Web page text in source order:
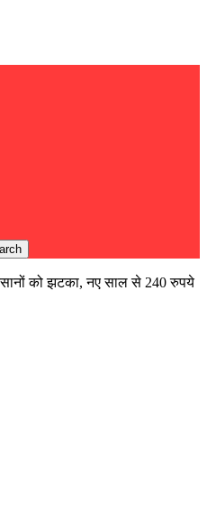
को झटका, नए साल से 240 रुपये